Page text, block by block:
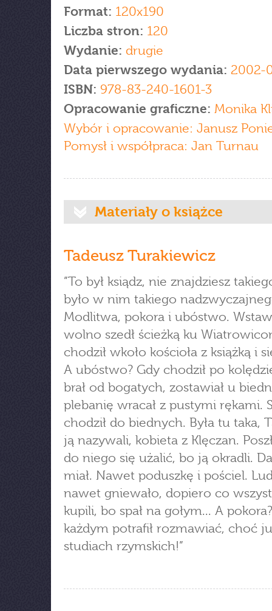
Format: 120x190
Liczba stron: 120
Wydanie: drugie
Data pierwszego wydania: 2002-
ISBN: 978-83-240-1601-3
Opracowanie graficzne: Monika
Wybór i opracowanie: Janusz
Pomysł i współpraca: Jan Turnau
Materiały o książce
Tadeusz Turakiewicz
”To był ksiądz, nie znajdziesz
było w nim takiego
Modlitwa, pokora i ubóstwo.
wolno szedł ścieżką ku
chodził wkoło kościoła z książką i
A ubóstwo? Gdy chodził po
brał od bogatych, zostawiał u
plebanię wracał z pustymi rękami.
chodził do biednych. Była tu taka,
ją nazywali, kobieta z Klęczan.
do niego się użalić, bo ją okradli.
miał. Nawet poduszkę i pościel.
nawet gniewało, dopiero co
kupili, bo spał na gołym... A
każdym potrafił rozmawiać, choć
studiach rzymskich!”